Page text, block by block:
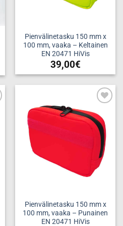
Pienvälinetasku 150 mm x
100 mm, vaaka – Keltainen
EN 20471 HiVis
39,00€
Add to
wishlist
Pienvälinetasku 150 mm x
100 mm, vaaka – Punainen
EN 20471 HiVis